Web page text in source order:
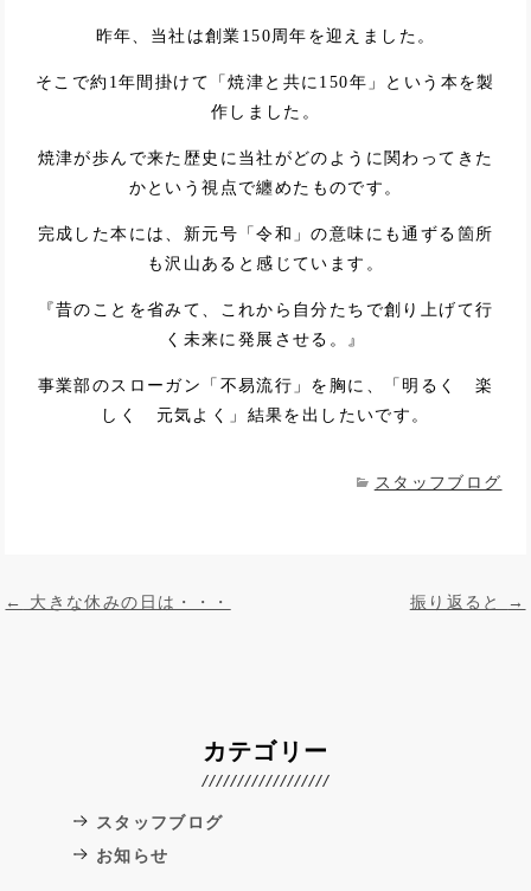
昨年、当社は創業150周年を迎えました。
そこで約1年間掛けて「焼津と共に150年」という本を製
作しました。
焼津が歩んで来た歴史に当社がどのように関わってきた
かという視点で纏めたものです。
完成した本には、新元号「令和」の意味にも通ずる箇所
も沢山あると感じています。
『昔のことを省みて、これから自分たちで創り上げて行
く未来に発展させる。』
事業部のスローガン「不易流行」を胸に、「明るく 楽
しく 元気よく」結果を出したいです。
スタッフブログ
投稿ナビゲーション
← 大きな休みの日は・・・ 振り返ると →
カテゴリー
スタッフブログ
お知らせ